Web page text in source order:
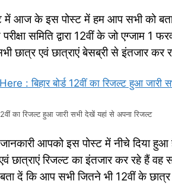
में आज के इस पोस्ट में हम आप सभी को
समिति द्वारा 12वीं के जो एग्जाम 1
छात्र एवं छात्राएं बेसब्री से इंतजार कर
का रिजल्ट हुआ जारी सभी देखें यहां से अपना रिजल्ट
जानकारी आपको इस पोस्ट में नीचे दिया
रिजल्ट का इंतजार कर रहे हैं वह
दें कि आप सभी जितने भी 12वीं के छात्र